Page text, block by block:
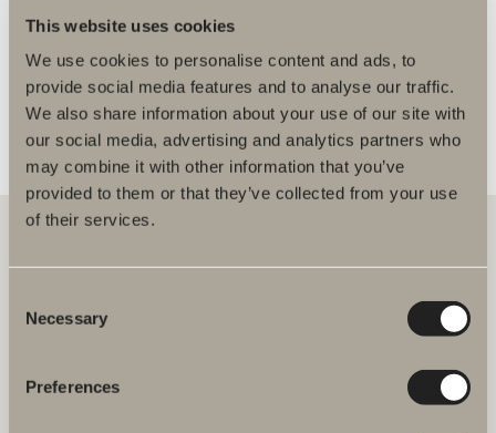
This website uses cookies
We use cookies to personalise content and ads, to
provide social media features and to analyse our traffic.
We also share information about your use of our site with
our social media, advertising and analytics partners who
may combine it with other information that you’ve
provided to them or that they’ve collected from your use
of their services.
Selection
Necessary
Preferences
Du är måske interesseret i
Kategorisider
Produktsider
håndvaske og armaturer til brusenicher, badekar, håndklædetørrere
og toiletter.
Svedbergs i Dalstorp AB